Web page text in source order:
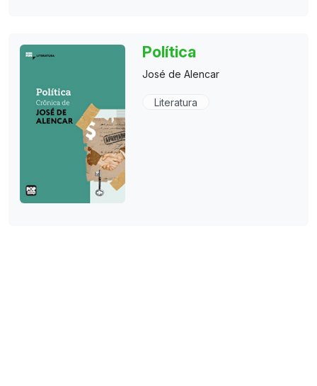
Política
José de Alencar
Literatura